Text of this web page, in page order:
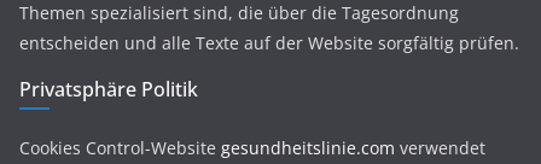
Themen spezialisiert sind, die über die Tagesordnung
entscheiden und alle Texte auf der Website sorgfältig prüfen.
Privatsphäre Politik
Cookies Control-Website gesundheitslinie.com verwendet